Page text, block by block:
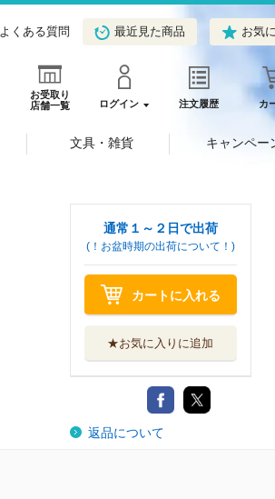
よくある質問 最近見た商品 お気
お受取り
店舗一覧
ログイン 注文履歴 カ
文具・雑貨 キャンペー
通常１～２日で出荷
(！お盆時期の出荷について！)
カートに入れる
★お気に入りに追加
返品について